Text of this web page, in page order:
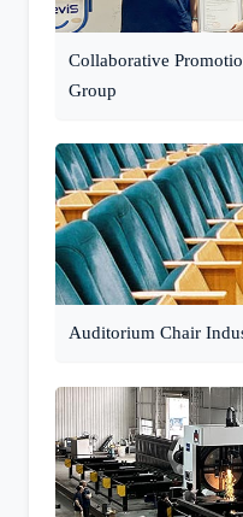
Collaborative
Group
Auditorium Chair